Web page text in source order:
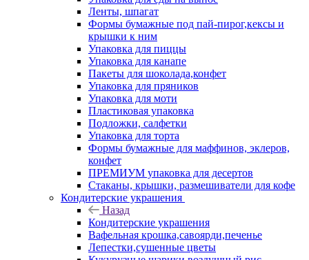
Ленты, шпагат
Формы бумажные под пай-пирог,кексы и
крышки к ним
Упаковка для пиццы
Упаковка для канапе
Пакеты для шоколада,конфет
Упаковка для пряников
Упаковка для моти
Пластиковая упаковка
Подложки, салфетки
Упаковка для торта
Формы бумажные для маффинов, эклеров,
конфет
ПРЕМИУМ упаковка для десертов
Стаканы, крышки, размешиватели для кофе
Кондитерские украшения
Назад
Кондитерские украшения
Вафельная крошка,савоярди,печенье
Лепестки,сушенные цветы